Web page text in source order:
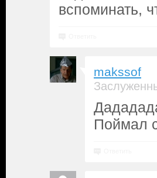
вспоминать,
makssof
Поймал